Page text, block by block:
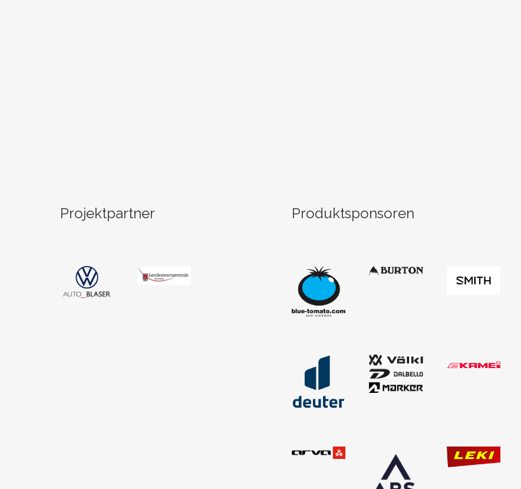
Projektpartner Produktsponsoren